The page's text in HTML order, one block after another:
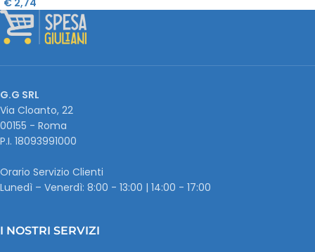
G.G SRL
Via Cloanto, 22
00155 - Roma
P.I. ‭18093991000
Orario Servizio Clienti
Lunedì – Venerdì: 8:00 - 13:00 | 14:00 - 17:00
I NOSTRI SERVIZI